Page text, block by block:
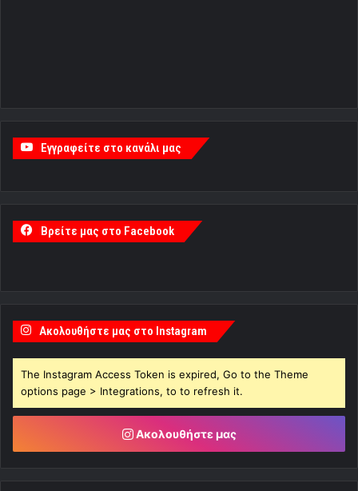
Εγγραφείτε στο κανάλι μας
Βρείτε μας στο Facebook
Ακολουθήστε μας στο Instagram
The Instagram Access Token is expired, Go to the Theme
options page > Integrations, to to refresh it.
Ακολουθήστε μας